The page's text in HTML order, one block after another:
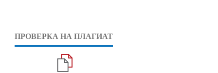
ПРОВЕРКА НА ПЛАГИАТ